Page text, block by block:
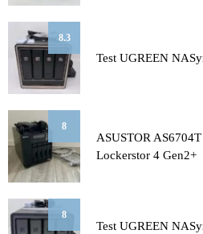
8.3
Test UGREEN
8
ASUSTOR
Lockerstor 4 Gen2+
8
Test UGREEN